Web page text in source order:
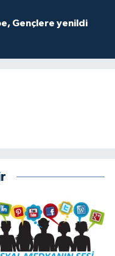
Gençlere yenildi